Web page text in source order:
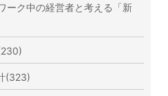
ーク中の経営者と考える「新
(323)